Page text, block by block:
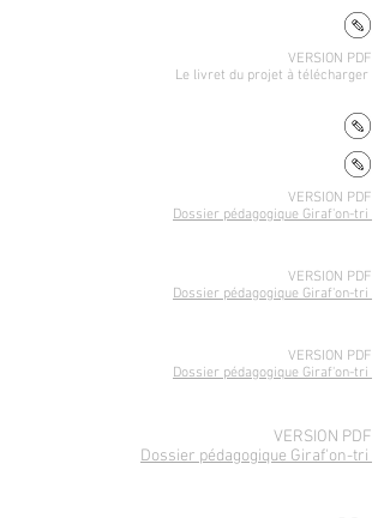
VERSION PDF
Le livret du projet à télécharger
VERSION PDF
Dossier pédagogique Giraf'on-tri
VERSION PDF
Dossier pédagogique Giraf'on-tri
VERSION PDF
Dossier pédagogique Giraf'on-tri
VERSION PDF
Dossier pédagogique Giraf'on-tri